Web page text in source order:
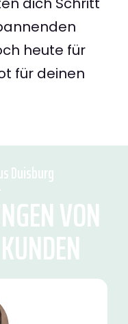
heute für
für deinen
Duisburg
VON